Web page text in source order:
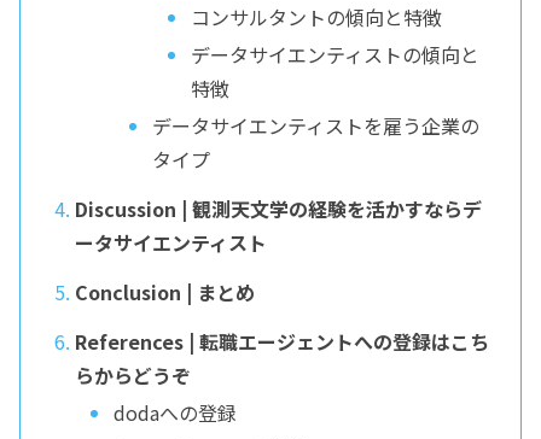
コンサルタントの傾向と特徴
データサイエンティストの傾向と
特徴
データサイエンティストを雇う企業の
タイプ
Discussion | 観測天文学の経験を活かすならデ
ータサイエンティスト
Conclusion | まとめ
References | 転職エージェントへの登録はこち
らからどうぞ
dodaへの登録